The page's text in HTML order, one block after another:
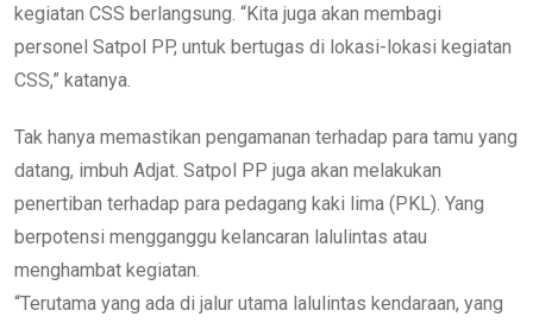
kegiatan CSS berlangsung. “Kita juga akan membagi
personel Satpol PP, untuk bertugas di lokasi-lokasi kegiatan
CSS,” katanya.
Tak hanya memastikan pengamanan terhadap para tamu yang
datang, imbuh Adjat. Satpol PP juga akan melakukan
penertiban terhadap para pedagang kaki lima (PKL). Yang
berpotensi mengganggu kelancaran lalulintas atau
menghambat kegiatan.
“Terutama yang ada di jalur utama lalulintas kendaraan, yang